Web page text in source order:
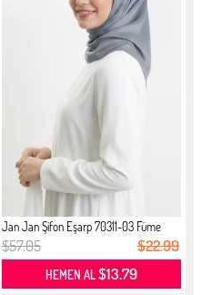
Jan Jan Şifon Eşarp 70311-03 Füme
$57.05 $22.99
HEMEN AL$13.79